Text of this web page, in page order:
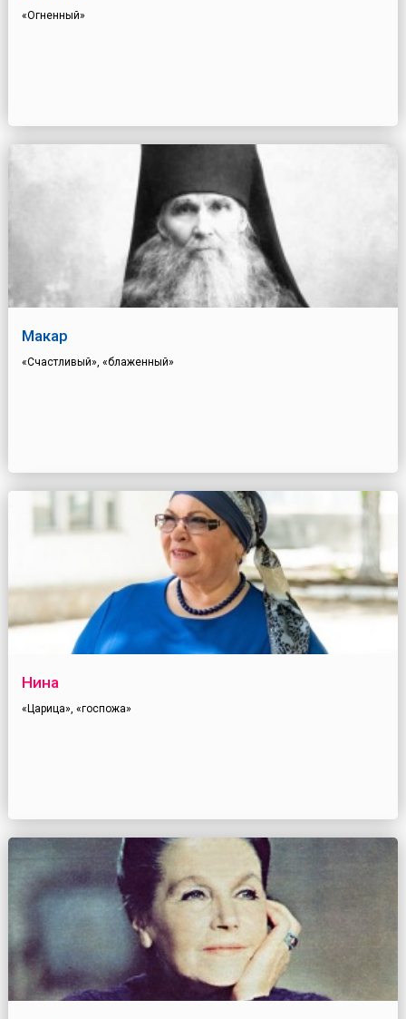
«Огненный»
Макар
«Счастливый», «блаженный»
Нина
«Царица», «госпожа»